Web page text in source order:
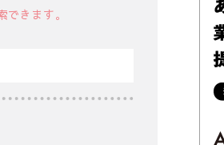
きます。